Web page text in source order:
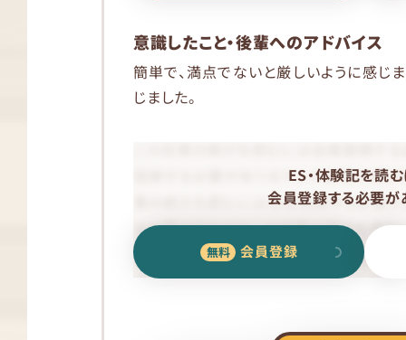
意識したこと・後輩へのアドバイス
簡単で、満点でないと厳しいように感じ
じました。
ES・体験記を読む
会員登録する必要が
会員登録